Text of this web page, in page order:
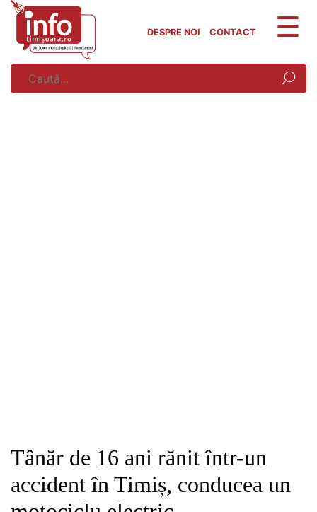
Skip
content
DESPRE NOI CONTACT
Tânăr de 16 ani rănit într-un
accident în Timiș, conducea un